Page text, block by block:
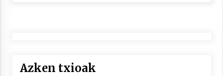
Azken txioak